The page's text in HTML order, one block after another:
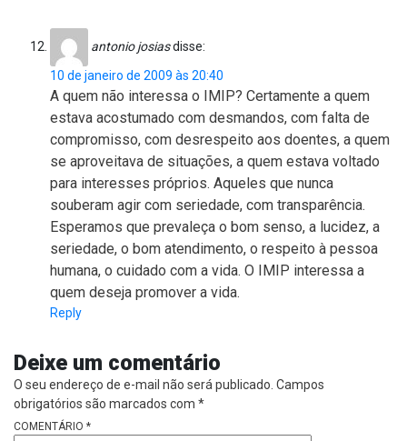
antonio josiasdisse:
10 de janeiro de 2009 às 20:40
A quem não interessa o IMIP? Certamente a quem
estava acostumado com desmandos, com falta de
compromisso, com desrespeito aos doentes, a quem
se aproveitava de situações, a quem estava voltado
para interesses próprios. Aqueles que nunca
souberam agir com seriedade, com transparência.
Esperamos que prevaleça o bom senso, a lucidez, a
seriedade, o bom atendimento, o respeito à pessoa
humana, o cuidado com a vida. O IMIP interessa a
quem deseja promover a vida.
Reply
Deixe um comentário
O seu endereço de e-mail não será publicado. Campos
obrigatórios são marcados com *
COMENTÁRIO *